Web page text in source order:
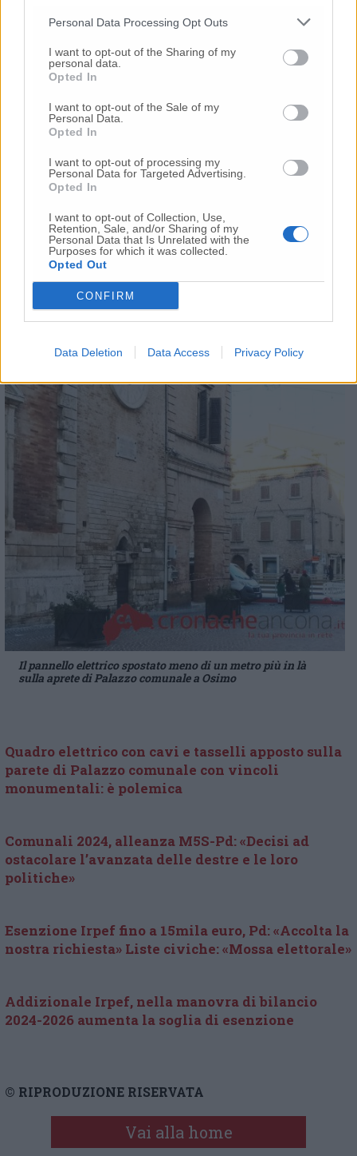
Personal Data Processing Opt Outs
I want to opt-out of the Sharing of my
personal data.
Opted In
I want to opt-out of the Sale of my
Personal Data.
Opted In
I want to opt-out of processing my
Personal Data for Targeted Advertising.
Opted In
I want to opt-out of Collection, Use,
Retention, Sale, and/or Sharing of my
Personal Data that Is Unrelated with the
Purposes for which it was collected.
Opted Out
CONFIRM
Data Deletion Data Access Privacy Policy
capire se il materiale lapideo con vincoli sia
stato danneggiato. Sulla questione proprio
Simoncini ha depositato una interrogazione
per sapere «chi ha materialmente istallato il
quadro elettrico inserendo tappi per fissaggi e
chiodi che hanno deturpato il meraviglioso
paramento murario di epoca romana; se per
tale installazione è stato reperito il parere
della Soprintendenza per i beni culturali; se
l’Amministrazione intende denunciare
all’autorità competente l’accaduto e agire
nelle sedi opportune per il risarcimento del
danno e quali iniziative intende adottare
l’Amministrazione al fine di riparare il danno
subito e restaurare gli elementi deturpati».
Il pannello elettrico spostato meno di un metro più in là
sulla aprete di Palazzo comunale a Osimo
Quadro elettrico con cavi e tasselli apposto sulla
parete di Palazzo comunale con vincoli
monumentali: è polemica
Comunali 2024, alleanza M5S-Pd: «Decisi ad
ostacolare l’avanzata delle destre e le loro
politiche»
Esenzione Irpef fino a 15mila euro, Pd: «Accolta la
nostra richiesta» Liste civiche: «Mossa elettorale»
Addizionale Irpef, nella manovra di bilancio
2024-2026 aumenta la soglia di esenzione
© RIPRODUZIONE RISERVATA
Vai alla home